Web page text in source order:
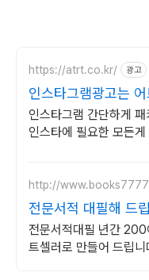
https://atrt.co.kr/ 광고
인스타그램광고는 어
인스타그램 간단하게
인스타에 필요한 모든
http://
전문서적 대필해 드
전문서적대필 년간 200
트셀러로 만들어 드립니